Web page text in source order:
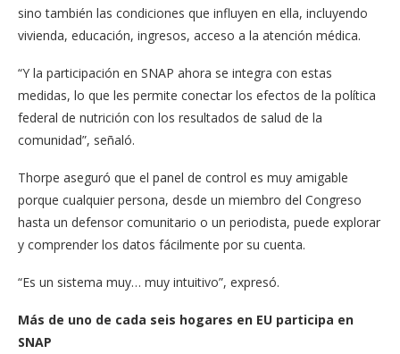
sino también las condiciones que influyen en ella, incluyendo
vivienda, educación, ingresos, acceso a la atención médica.
“Y la participación en SNAP ahora se integra con estas
medidas, lo que les permite conectar los efectos de la política
federal de nutrición con los resultados de salud de la
comunidad”, señaló.
Thorpe aseguró que el panel de control es muy amigable
porque cualquier persona, desde un miembro del Congreso
hasta un defensor comunitario o un periodista, puede explorar
y comprender los datos fácilmente por su cuenta.
“Es un sistema muy… muy intuitivo”, expresó.
Más de uno de cada seis hogares en EU participa en
SNAP